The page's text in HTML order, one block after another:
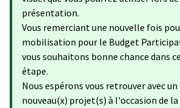
présentation.
Vous remerciant une nouvelle fois
mobilisation pour le Budget
vous souhaitons bonne chance dans
étape.
Nous espérons vous retrouver avec un
nouveau(x) projet(s) à l'occasion de